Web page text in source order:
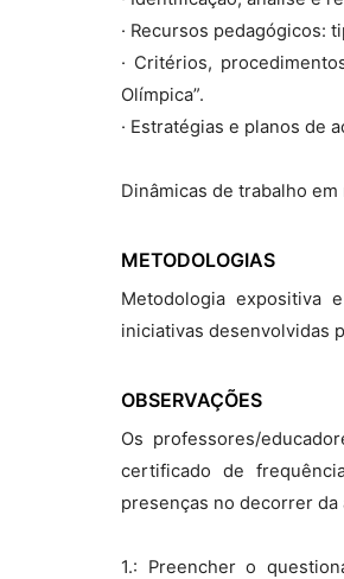
· Recursos pedagógicos:
· Critérios,
Olímpica”.
· Estratégias e planos de
Dinâmicas de trabalho
METODOLOGIAS
Metodologia expositiva
iniciativas desenvolvidas
OBSERVAÇÕES
Os professores/
certificado de
presenças no decorrer da
1.: Preencher o